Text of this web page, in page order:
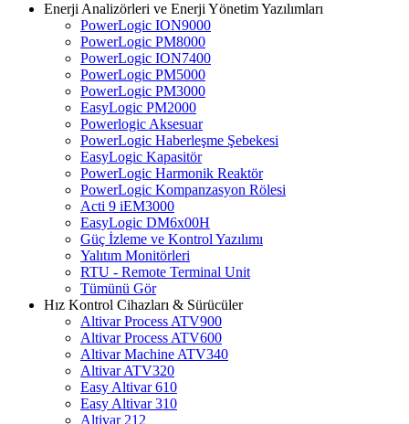
Enerji Analizörleri ve Enerji Yönetim Yazılımları
PowerLogic ION9000
PowerLogic PM8000
PowerLogic ION7400
PowerLogic PM5000
PowerLogic PM3000
EasyLogic PM2000
Powerlogic Aksesuar
PowerLogic Haberleşme Şebekesi
EasyLogic Kapasitör
PowerLogic Harmonik Reaktör
PowerLogic Kompanzasyon Rölesi
Acti 9 iEM3000
EasyLogic DM6x00H
Güç İzleme ve Kontrol Yazılımı
Yalıtım Monitörleri
RTU - Remote Terminal Unit
Tümünü Gör
Hız Kontrol Cihazları & Sürücüler
Altivar Process ATV900
Altivar Process ATV600
Altivar Machine ATV340
Altivar ATV320
Easy Altivar 610
Easy Altivar 310
Altivar 212